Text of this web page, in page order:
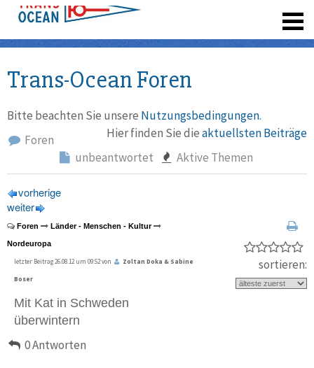
Trans-Ocean Foren
Bitte beachten Sie unsere Nutzungsbedingungen.
Hier finden Sie dieaktuellsten Beiträge
Foren
unbeantwortet
Aktive Themen
vorherige
weiter
Foren Länder - Menschen - Kultur
Nordeuropa
letzter Beitrag 26.08.12 um 09:52 von Zoltan Doka & Sabine
Boser
Mit Kat in Schweden
überwintern
0 Antworten
sortieren: